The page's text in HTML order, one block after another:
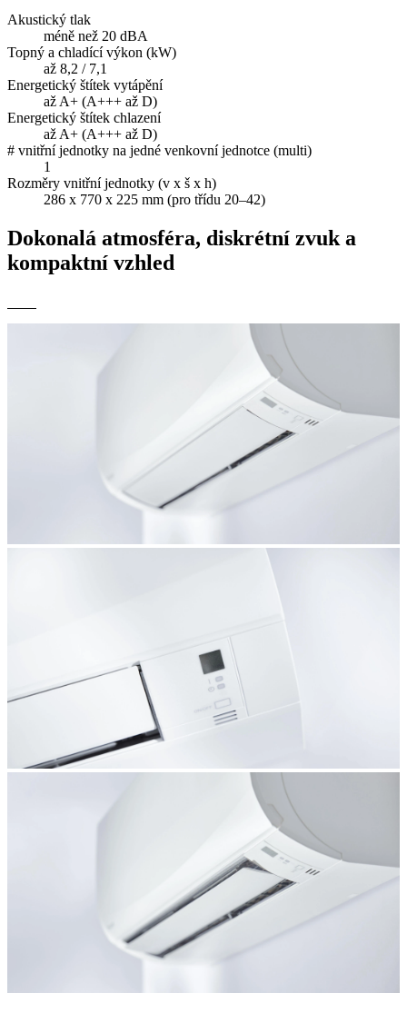
Akustický tlak
méně než 20 dBA
Topný a chladící výkon (kW)
až 8,2 / 7,1
Energetický štítek vytápění
až A+ (A+++ až D)
Energetický štítek chlazení
až A+ (A+++ až D)
# vnitřní jednotky na jedné venkovní jednotce (multi)
1
Rozměry vnitřní jednotky (v x š x h)
286 x 770 x 225 mm (pro třídu 20–42)
Dokonalá atmosféra, diskrétní zvuk a
kompaktní vzhled